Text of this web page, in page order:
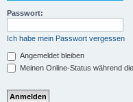
Passwort:
Ich habe mein Passwort vergessen
Angemeldet bleiben
Meinen Online-Status während